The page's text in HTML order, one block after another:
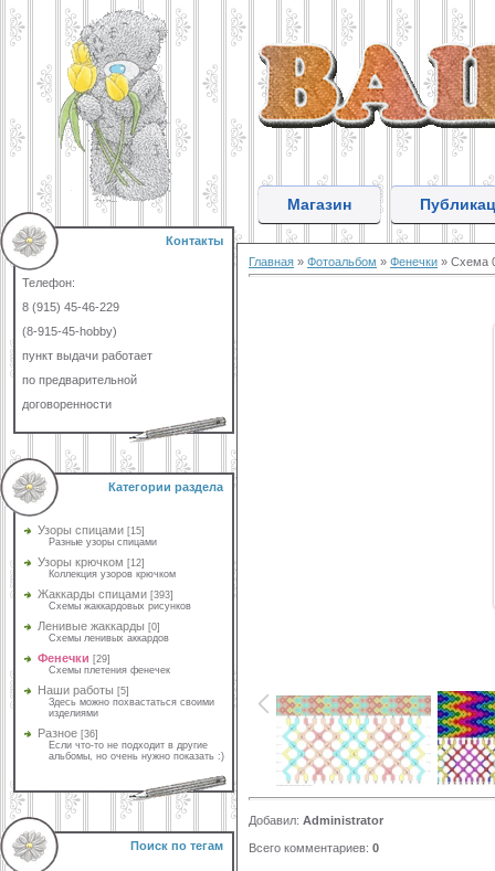
Контакты
Телефон:
8 (915) 45-46-229
(8-915-45-hobby)
пункт выдачи работает
по предварительной
договоренности
Категории раздела
Узоры спицами [15]
Разные узоры спицами
Узоры крючком [12]
Коллекция узоров крючком
Жаккарды спицами [393]
Схемы жаккардовых рисунков
Ленивые жаккарды [0]
Схемы ленивых аккардов
Фенечки [29]
Схемы плетения фенечек
Наши работы [5]
Здесь можно похвастаться своими
изделиями
Разное [36]
Если что-то не подходит в другие
альбомы, но очень нужно показать :)
Поиск по тегам
Магазин
Главная » Фотоальбом » Фенечки » Схема
Добавил: Administrator
Всего комментариев: 0